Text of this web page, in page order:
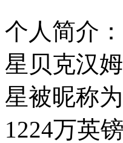
个人简介
星贝克汉
星被昵称
1224万英